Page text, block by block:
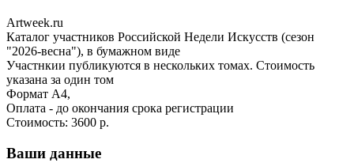
Artweek.ru
Каталог участников Российской Недели Искусств (сезон
"2026-весна"), в бумажном виде
Участнкии публикуются в нескольких томах. Стоимость
указана за один том
Формат А4,
Оплата - до окончания срока регистрации
Стоимость: 3600 р.
Ваши данные